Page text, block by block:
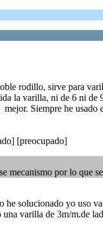
rodillo, sirve para
la varilla, ni de 6 ni
Siempre he usado
mecanismo por lo que
he solucionado yo uso
varilla de 3m/m.de